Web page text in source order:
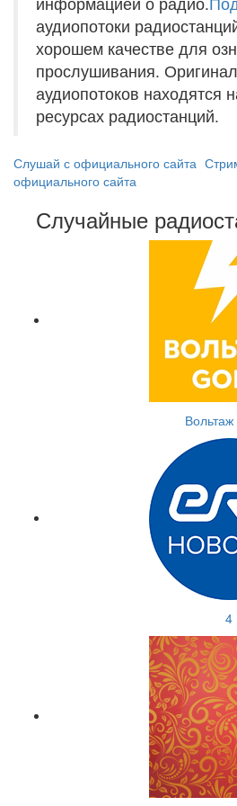
аудиопотоки
хорошем качестве для
прослушивания.
аудиопотоков находятся
ресурсах радиостанций.
Слушай с официального сайта
официального сайта
Случайные
4